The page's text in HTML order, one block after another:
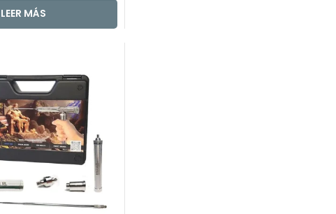
LEER MÁS